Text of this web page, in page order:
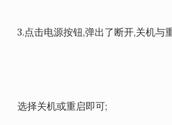
3.点击电源按钮,弹出了断开,关机与
选择关机或重启即可;